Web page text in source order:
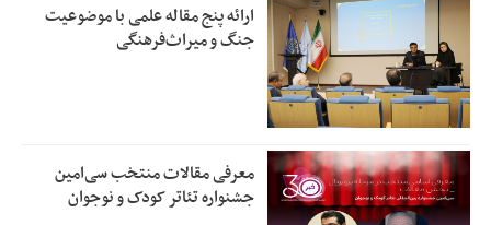
ارائه پنج مقاله علمی با موضوعیت
جنگ و میراث‌فرهنگی
معرفی مقالات منتخب سی‌امین
جشنواره تئاتر کودک و نوجوان